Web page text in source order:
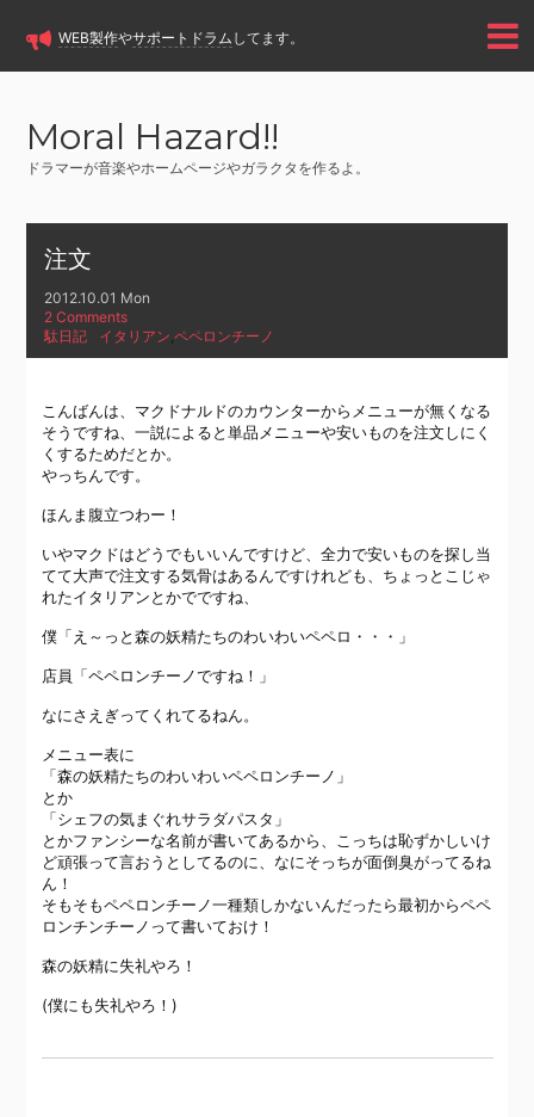
WEB製作やサポートドラム してます。
Moral Hazard!!
ドラマーが音楽やホームページやガラクタを作るよ。
注文
2012.10.01 Mon
2 Comments
駄日記
イタリアン,ペペロンチーノ
こんばんは、マクドナルドのカウンターからメニューが無くなる
そうですね、一説によると単品メニューや安いものを注文しにく
くするためだとか。
やっちんです。
ほんま腹立つわー！
いやマクドはどうでもいいんですけど、全力で安いものを探し当
てて大声で注文する気骨はあるんですけれども、ちょっとこじゃ
れたイタリアンとかでですね、
僕「え～っと森の妖精たちのわいわいペペロ・・・」
店員「ペペロンチーノですね！」
なにさえぎってくれてるねん。
メニュー表に
「森の妖精たちのわいわいペペロンチーノ」
とか
「シェフの気まぐれサラダパスタ」
とかファンシーな名前が書いてあるから、こっちは恥ずかしいけ
ど頑張って言おうとしてるのに、なにそっちが面倒臭がってるね
ん！
そもそもペペロンチーノ一種類しかないんだったら最初からペペ
ロンチンチーノって書いておけ！
森の妖精に失礼やろ！
(僕にも失礼やろ！)